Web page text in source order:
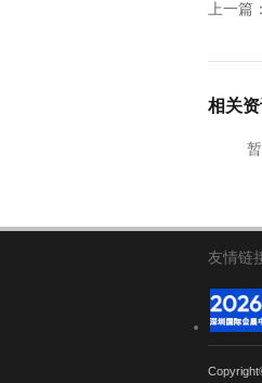
上一篇：
相关
暂无相
友情链